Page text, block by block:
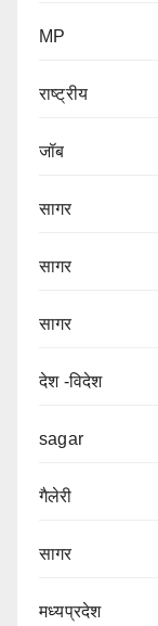
MP
राष्ट्रीय
जॉब
सागर
सागर
सागर
देश -विदेश
sagar
गैलेरी
सागर
मध्यप्रदेश